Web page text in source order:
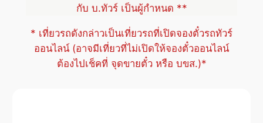
กับ บ.ทัวร์ เป็นผู้กำหนด **
* เที่ยวรถดังกล่าวเป็นเที่ยวรถที่เปิดจองตั๋วรถทัวร์
ออนไลน์ (อาจมีเที่ยวที่ไม่เปิดให้จองตั๋วออนไลน์
ต้องไปเช็คที่ จุดขายตั๋ว หรือ บขส.)*